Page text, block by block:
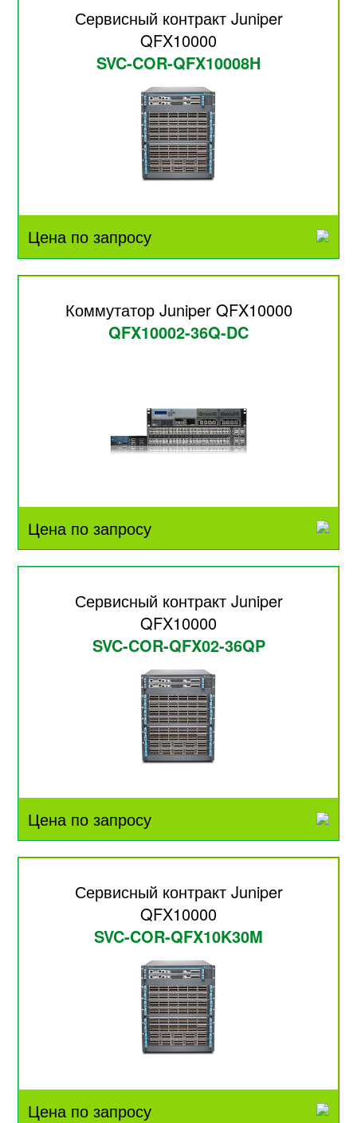
Сервисный контракт Juniper
QFX10000
SVC-COR-QFX10008H
Цена по запросу
Коммутатор Juniper QFX10000
QFX10002-36Q-DC
Цена по запросу
Сервисный контракт Juniper
QFX10000
SVC-COR-QFX02-36QP
Цена по запросу
Сервисный контракт Juniper
QFX10000
SVC-COR-QFX10K30M
Цена по запросу